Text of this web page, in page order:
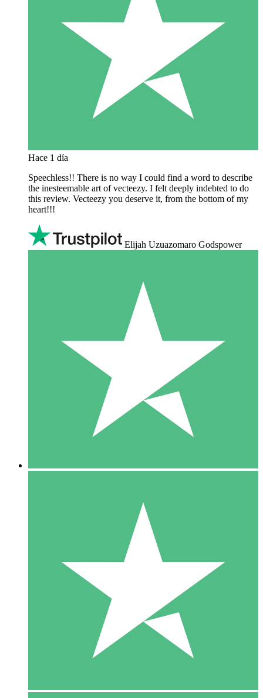
Hace 1 día
Speechless!! There is no way I could find a word to describe
the inesteemable art of vecteezy. I felt deeply indebted to do
this review. Vecteezy you deserve it, from the bottom of my
heart!!!
Elijah Uzuazomaro Godspower